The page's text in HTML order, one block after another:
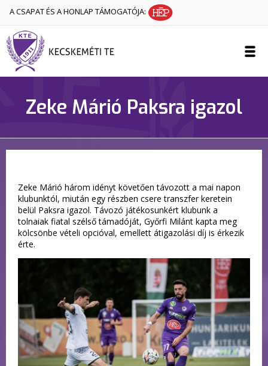
A CSAPAT ÉS A HONLAP TÁMOGATÓJA:
Zeke Márió Paksra igazol
Zeke Márió három idényt követően távozott a mai napon
klubunktól, miután egy részben csere transzfer keretein
belül Paksra igazol. Távozó játékosunkért klubunk a
tolnaiak fiatal szélső támadóját, Győrfi Milánt kapta meg
kölcsönbe vételi opcióval, emellett átigazolási díj is érkezik
érte.